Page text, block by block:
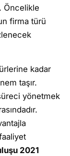
Öncelikle
firma türü
kadar
taşır.
yönetmek
2021